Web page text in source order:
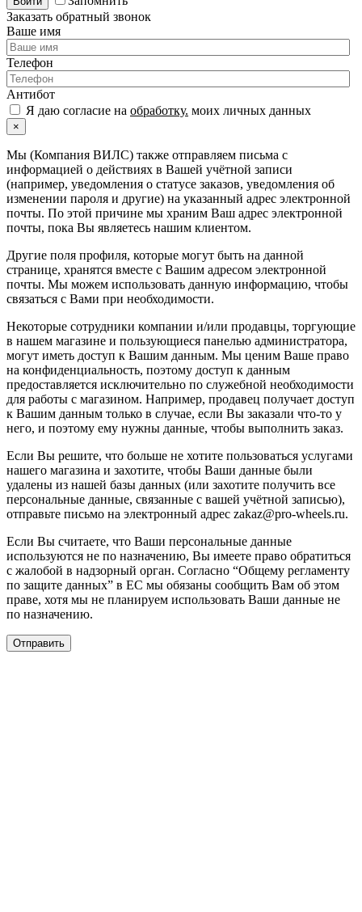
Заказать обратный звонок
Ваше имя
Телефон
Антибот
Я даю согласие на обработку. моих личных данных
×
Мы (Компания ВИЛС) также отправляем письма с
информацией о действиях в Вашей учётной записи
(например, уведомления о статусе заказов, уведомления об
изменении пароля и другие) на указанный адрес электронной
почты. По этой причине мы храним Ваш адрес электронной
почты, пока Вы являетесь нашим клиентом.
Другие поля профиля, которые могут быть на данной
странице, хранятся вместе с Вашим адресом электронной
почты. Мы можем использовать данную информацию, чтобы
связаться с Вами при необходимости.
Некоторые сотрудники компании и/или продавцы, торгующие
в нашем магазине и пользующиеся панелью администратора,
могут иметь доступ к Вашим данным. Мы ценим Ваше право
на конфиденциальность, поэтому доступ к данным
предоставляется исключительно по служебной необходимости
для работы с магазином. Например, продавец получает доступ
к Вашим данным только в случае, если Вы заказали что-то у
него, и поэтому ему нужны данные, чтобы выполнить заказ.
Если Вы решите, что больше не хотите пользоваться услугами
нашего магазина и захотите, чтобы Ваши данные были
удалены из нашей базы данных (или захотите получить все
персональные данные, связанные с вашей учётной записью),
отправьте письмо на электронный адрес zakaz@pro-wheels.ru.
Если Вы считаете, что Ваши персональные данные
используются не по назначению, Вы имеете право обратиться
с жалобой в надзорный орган. Согласно “Общему регламенту
по защите данных” в ЕС мы обязаны сообщить Вам об этом
праве, хотя мы не планируем использовать Ваши данные не
по назначению.
Отправить